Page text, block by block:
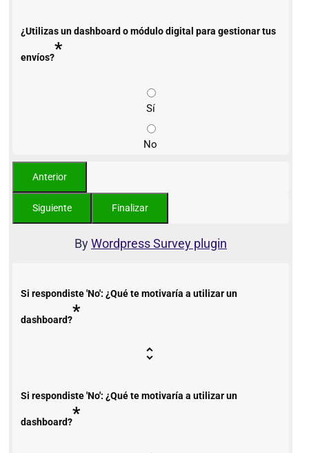
¿Utilizas un dashboard o módulo digital para gestionar tus
envíos?*
Sí
No
ByWordpress Survey plugin
Si respondiste 'No': ¿Qué te motivaría a utilizar un
dashboard?*
Si respondiste 'No': ¿Qué te motivaría a utilizar un
dashboard?*